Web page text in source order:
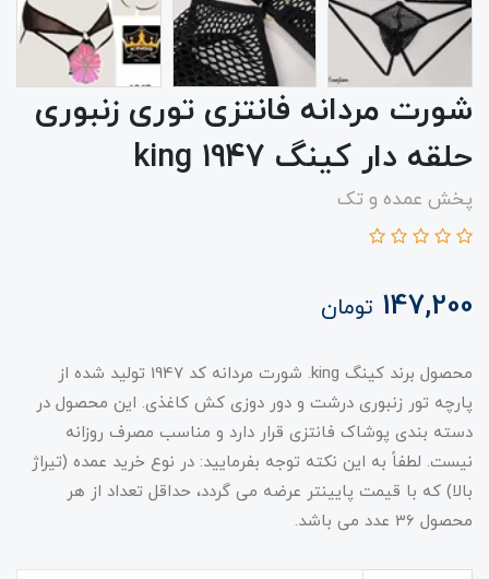
شورت مردانه فانتزی توری زنبوری
حلقه دار کینگ 1947 king
پخش عمده و تک
147,200 تومان
محصول برند کینگ king. شورت مردانه کد 1947 تولید شده از
پارچه تور زنبوری درشت و دور دوزی کش کاغذی. این محصول در
دسته بندی پوشاک فانتزی قرار دارد و مناسب مصرف روزانه
نیست. لطفاً به این نکته توجه بفرمایید: در نوع خرید عمده (تیراژ
بالا) که با قیمت پایینتر عرضه می گردد، حداقل تعداد از هر
محصول 36 عدد می باشد.